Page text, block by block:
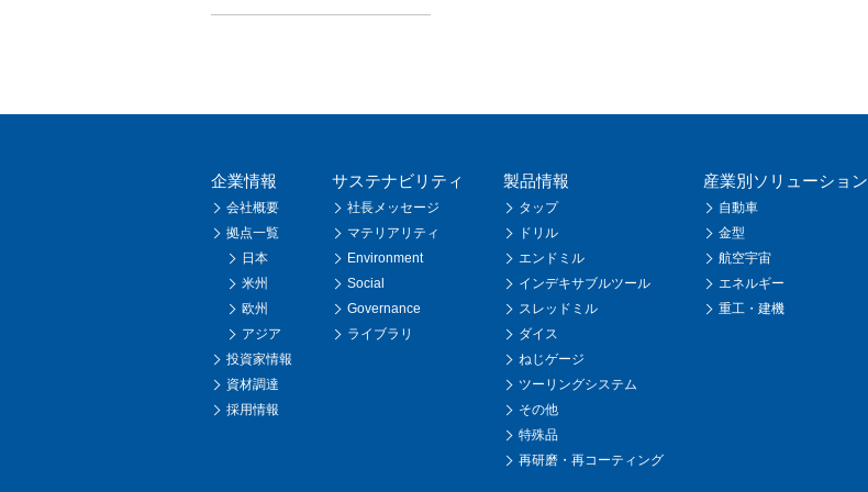
企業情報
会社概要
拠点一覧
日本
米州
欧州
アジア
投資家情報
資材調達
採用情報
サステナビリティ
社長メッセージ
マテリアリティ
Environment
Social
Governance
ライブラリ
製品情報
タップ
ドリル
エンドミル
インデキサブルツール
スレッドミル
ダイス
ねじゲージ
ツーリングシステム
その他
特殊品
再研磨・再コーティング
産業別ソリューション
自動車
金型
航空宇宙
エネルギー
重工・建機